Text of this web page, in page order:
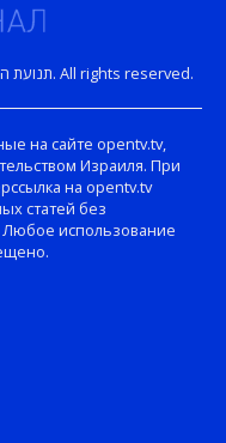
Copyright © Открытый телеканал. תנועת הערבות. All rights reserved.
на сайте opentv.tv,
Израиля. При
на opentv.tv
статей без
Любое использование